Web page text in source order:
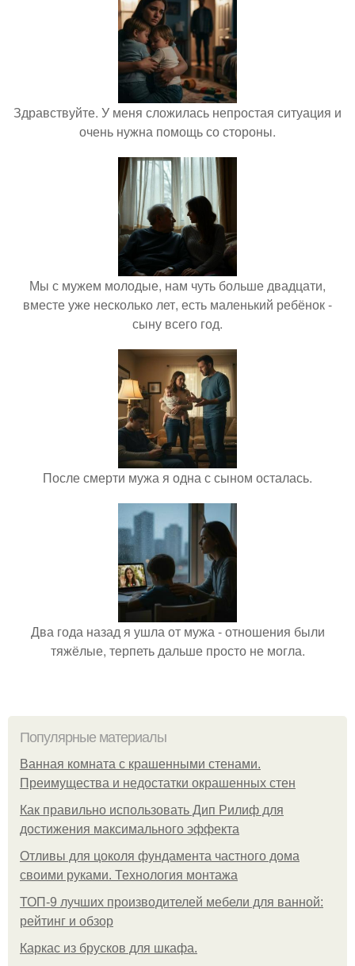
Здравствуйте. У меня сложилась непростая ситуация и
очень нужна помощь со стороны.
Мы с мужем молодые, нам чуть больше двадцати,
вместе уже несколько лет, есть маленький ребёнок -
сыну всего год.
После смерти мужа я одна с сыном осталась.
Два года назад я ушла от мужа - отношения были
тяжёлые, терпеть дальше просто не могла.
Популярные материалы
Ванная комната с крашенными стенами.
Преимущества и недостатки окрашенных стен
Как правильно использовать Дип Рилиф для
достижения максимального эффекта
Отливы для цоколя фундамента частного дома
своими руками. Технология монтажа
ТОП-9 лучших производителей мебели для ванной:
рейтинг и обзор
Каркас из брусков для шкафа.